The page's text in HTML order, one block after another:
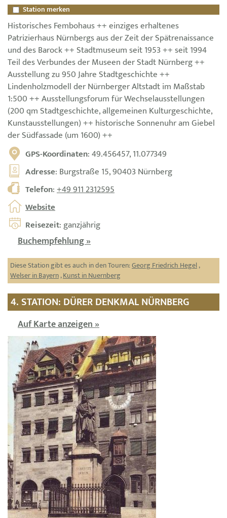
Station merken
Historisches Fembohaus ++ einziges erhaltenes
Patrizierhaus Nürnbergs aus der Zeit der Spätrenaissance
und des Barock ++ Stadtmuseum seit 1953 ++ seit 1994
Teil des Verbundes der Museen der Stadt Nürnberg ++
Ausstellung zu 950 Jahre Stadtgeschichte ++
Lindenholzmodell der Nürnberger Altstadt im Maßstab
1:500 ++ Ausstellungsforum für Wechselausstellungen
(200 qm Stadtgeschichte, allgemeinen Kulturgeschichte,
Kunstausstellungen) ++ historische Sonnenuhr am Giebel
der Südfassade (um 1600) ++
GPS-Koordinaten: 49.456457, 11.077349
Adresse: Burgstraße 15, 90403 Nürnberg
Telefon:+49 911 2312595
Website
Reisezeit: ganzjährig
Buchempfehlung »
Diese Station gibt es auch in den Touren:Georg Friedrich Hegel,
Welser in Bayern,Kunst in Nuernberg
4. STATION: DÜRER DENKMAL NÜRNBERG
Auf Karte anzeigen »